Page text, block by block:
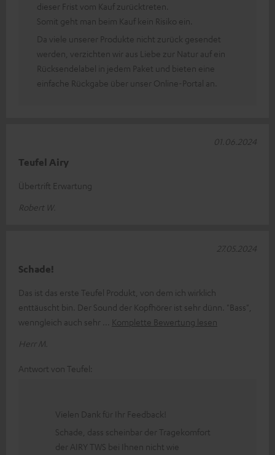
dieser Frist vom Kauf zurücktreten.
Somit geht man beim Kauf kein Risiko ein.
Da viele unserer Produkte nicht zurück gesendet
werden, verzichten wir aus Liebe zur Natur auf ein
Rücksendelabel in jedem Paket und bieten eine
einfache Rückgabe über unser Online-Portal an.
Teufel Airy
Übertrift Erwartung
Robert W.
01.06.2024
Schade!
Das ist das erste Teufel Produkt, von dem ich wirklich
enttäuscht bin. Der Sound der Kopfhörer ist sehr dünn. "Bass",
wenngleich auch sehr
Komplette Bewertung lesen
Herr M.
27.05.2024
Antwort von Teufel:
Vielen Dank für Ihr Feedback!
Schade, dass scheinbar der Tragekomfort
der AIRY TWS bei Ihnen nicht wie